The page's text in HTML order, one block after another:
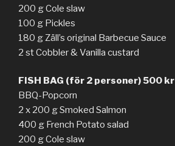
200 g Cole slaw
100 g Pickles
180 g Zäll’s original Barbecue Sauce
2 st Cobbler & Vanilla custard
FISH BAG (för 2 personer) 500 kr
BBQ-Popcorn
2 x 200 g Smoked Salmon
400 g French Potato salad
200 g Cole slaw